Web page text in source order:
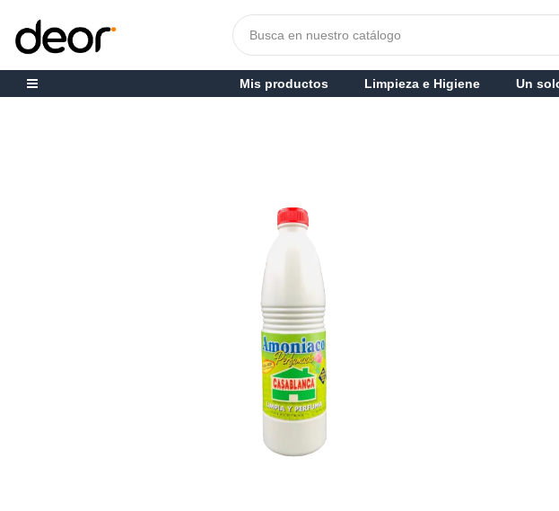
Mis productos Limpieza e Higiene Un